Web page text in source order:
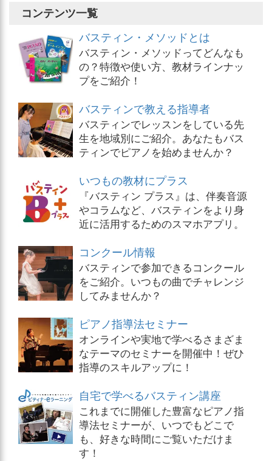
コンテンツ一覧
バスティン・メソッドとは
バスティン・メソッドってどんなも
の？特徴や使い方、教材ラインナッ
プをご紹介！
バスティンで教える指導者
バスティンでレッスンをしている先
生を地域別にご紹介。あなたもバス
ティンでピアノを始めませんか？
いつもの教材にプラス
『バスティン プラス』は、伴奏音源
やコラムなど、バスティンをより身
近に活用するためのスマホアプリ。
コンクール情報
バスティンで参加できるコンクール
をご紹介。いつもの曲でチャレンジ
してみませんか？
ピアノ指導法セミナー
オンラインや実地で学べるさまざま
なテーマのセミナーを開催中！ぜひ
指導のスキルアップに！
自宅で学べるバスティン講座
これまでに開催した豊富なピアノ指
導法セミナーが、いつでもどこで
も、好きな時間にご覧いただけま
す！